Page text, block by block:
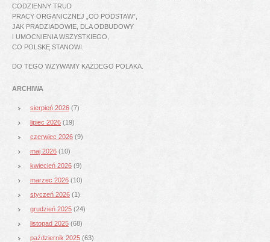
CODZIENNY TRUD
PRACY ORGANICZNEJ „OD PODSTAW”,
JAK PRADZIADOWIE, DLA ODBUDOWY
I UMOCNIENIA WSZYSTKIEGO,
CO POLSKĘ STANOWI.
DO TEGO WZYWAMY KAŻDEGO POLAKA.
ARCHIWA
sierpień 2026 (7)
lipiec 2026 (19)
czerwiec 2026 (9)
maj 2026 (10)
kwiecień 2026 (9)
marzec 2026 (10)
styczeń 2026 (1)
grudzień 2025 (24)
listopad 2025 (68)
październik 2025 (63)